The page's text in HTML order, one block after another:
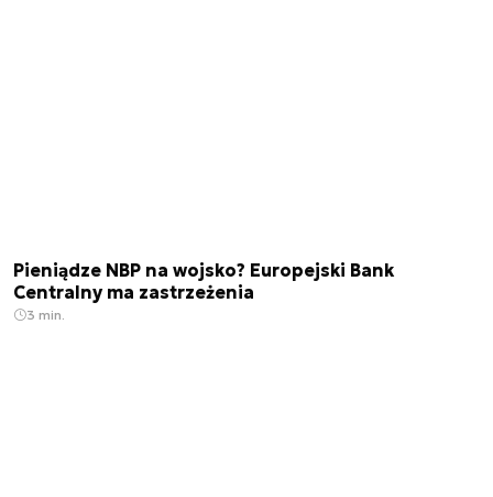
Pieniądze NBP na wojsko? Europejski Bank
Centralny ma zastrzeżenia
3 min.